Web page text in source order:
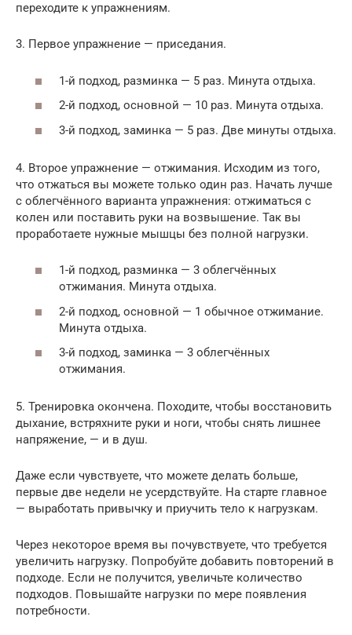
переходите к упражнениям.
3. Первое упражнение — приседания.
1-й подход, разминка — 5 раз. Минута отдыха.
2-й подход, основной — 10 раз. Минута отдыха.
3-й подход, заминка — 5 раз. Две минуты отдыха.
4. Второе упражнение — отжимания. Исходим из того,
что отжаться вы можете только один раз. Начать лучше
с облегчённого варианта упражнения: отжиматься с
колен или поставить руки на возвышение. Так вы
проработаете нужные мышцы без полной нагрузки.
1-й подход, разминка — 3 облегчённых
отжимания. Минута отдыха.
2-й подход, основной — 1 обычное отжимание.
Минута отдыха.
3-й подход, заминка — 3 облегчённых
отжимания.
5. Тренировка окончена. Походите, чтобы восстановить
дыхание, встряхните руки и ноги, чтобы снять лишнее
напряжение, — и в душ.
Даже если чувствуете, что можете делать больше,
первые две недели не усердствуйте. На старте главное
— выработать привычку и приучить тело к нагрузкам.
Через некоторое время вы почувствуете, что требуется
увеличить нагрузку. Попробуйте добавить повторений в
подходе. Если не получится, увеличьте количество
подходов. Повышайте нагрузки по мере появления
потребности.